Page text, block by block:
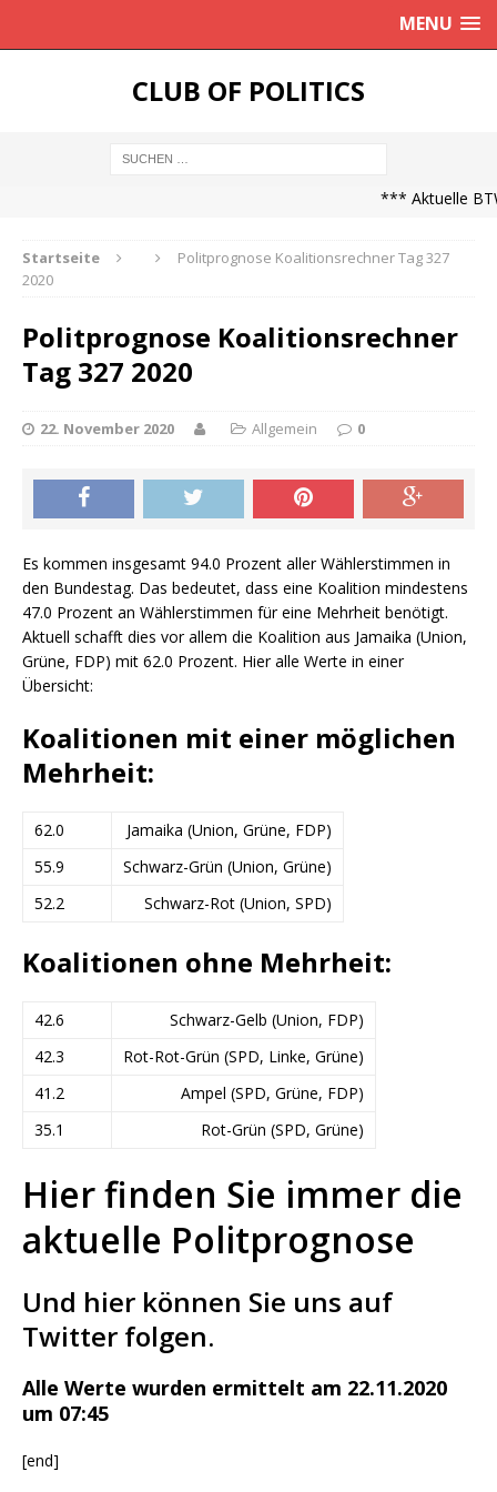
MENU
CLUB OF POLITICS
*** Aktuelle
Startseite
Politprognose Koalitionsrechner Tag 327
2020
Politprognose Koalitionsrechner
Tag 327 2020
22. November 2020 Allgemein 0
Es kommen insgesamt 94.0 Prozent aller Wählerstimmen in
den Bundestag. Das bedeutet, dass eine Koalition mindestens
47.0 Prozent an Wählerstimmen für eine Mehrheit benötigt.
Aktuell schafft dies vor allem die Koalition aus Jamaika (Union,
Grüne, FDP) mit 62.0 Prozent. Hier alle Werte in einer
Übersicht:
Koalitionen mit einer möglichen
Mehrheit:
62.0
Jamaika (Union, Grüne, FDP)
55.9
Schwarz-Grün (Union, Grüne)
52.2
Schwarz-Rot (Union, SPD)
Koalitionen ohne Mehrheit:
42.6
Schwarz-Gelb (Union, FDP)
42.3
Rot-Rot-Grün (SPD, Linke, Grüne)
41.2
Ampel (SPD, Grüne, FDP)
35.1
Rot-Grün (SPD, Grüne)
Hier finden Sie immer die
aktuelle Politprognose
Und hier können Sie uns auf
Twitter folgen.
Alle Werte wurden ermittelt am 22.11.2020
um 07:45
[end]